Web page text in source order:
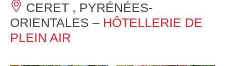
CERET , PYRÉNÉES-
ORIENTALES – HÔTELLERIE DE
PLEIN AIR